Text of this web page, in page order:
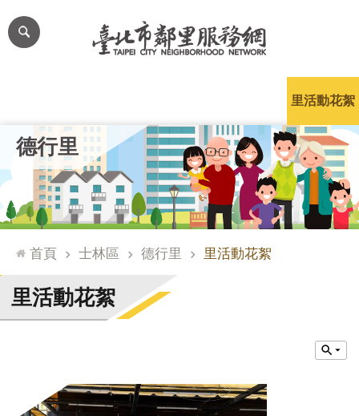
跳到主要內容區塊
網
站
台
通
臺
北
市
德行里
里活動花絮
首頁 士林區 德行里 里活動花絮
里活動花絮